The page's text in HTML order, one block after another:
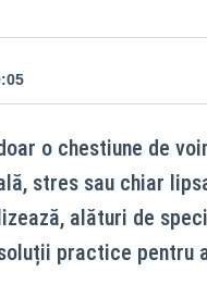
o chestiune de
stres sau chiar
alături de
practice pentru